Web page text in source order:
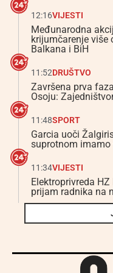
12:16VIJESTI
Međunarodna
krijumčarenje više
Balkana i BiH
11:52DRUŠTVO
Završena prva
Osoju:
11:48SPORT
Garcia uoči
suprotnom imamo
11:34VIJESTI
Elektroprivreda
prijam radnika na